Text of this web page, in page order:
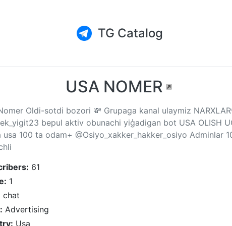
TG Catalog
USA NOMER
Oldi-sotdi bozori 💸 Grupaga kanal ulaymiz
bepul aktiv obunachi yiģadigan bot USA OLISH
usa 100 ta odam+ @Osiyo_xakker_hakker_osiyo Adminlar
61
1
chat
Advertising
Usa